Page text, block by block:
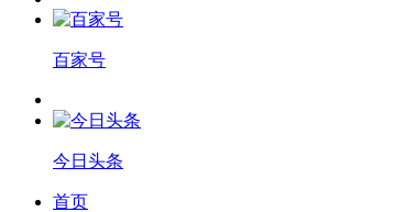
百家号
今日头条
首页